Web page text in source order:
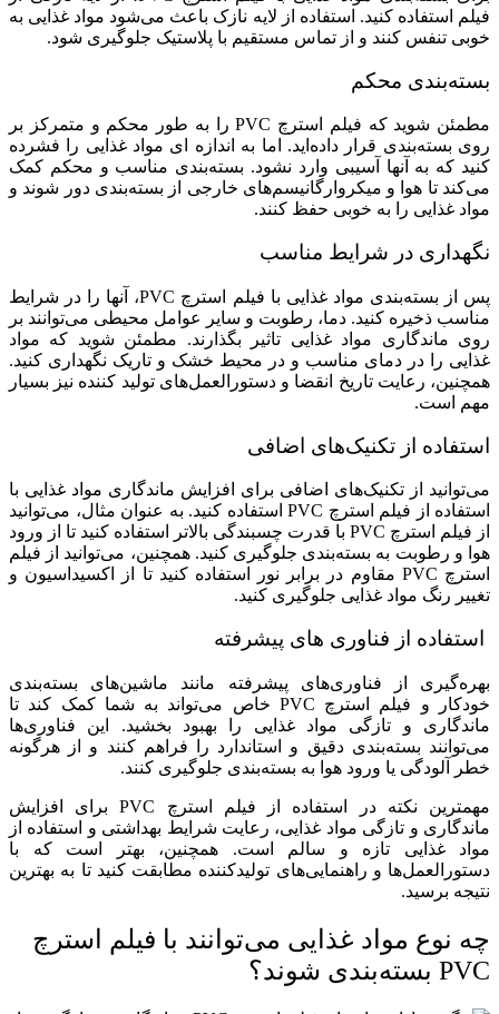
فیلم استفاده کنید. استفاده از لایه نازک باعث می‌شود مواد غذایی به
خوبی تنفس کنند و از تماس مستقیم با پلاستیک جلوگیری شود.
بسته‌بندی محکم
مطمئن شوید که فیلم استرچ PVC را به طور محکم و متمرکز بر
روی بسته‌بندی قرار داده‌اید. اما به اندازه ای مواد غذایی را فشرده
کنید که به آنها آسیبی وارد نشود. بسته‌بندی مناسب و محکم کمک
می‌کند تا هوا و میکروارگانیسم‌های خارجی از بسته‌بندی دور شوند و
مواد غذایی را به خوبی حفظ کنند.
نگهداری در شرایط مناسب
پس از بسته‌بندی مواد غذایی با فیلم استرچ PVC، آنها را در شرایط
مناسب ذخیره کنید. دما، رطوبت و سایر عوامل محیطی می‌توانند بر
روی ماندگاری مواد غذایی تاثیر بگذارند. مطمئن شوید که مواد
غذایی را در دمای مناسب و در محیط خشک و تاریک نگهداری کنید.
همچنین، رعایت تاریخ انقضا و دستورالعمل‌های تولید کننده نیز بسیار
مهم است.
استفاده از تکنیک‌های اضافی
می‌توانید از تکنیک‌های اضافی برای افزایش ماندگاری مواد غذایی با
استفاده از فیلم استرچ PVC استفاده کنید. به عنوان مثال، می‌توانید
از فیلم استرچ PVC با قدرت چسبندگی بالاتر استفاده کنید تا از ورود
هوا و رطوبت به بسته‌بندی جلوگیری کنید. همچنین، می‌توانید از فیلم
استرچ PVC مقاوم در برابر نور استفاده کنید تا از اکسیداسیون و
تغییر رنگ مواد غذایی جلوگیری کنید.
استفاده از فناوری های پیشرفته
بهره‌گیری از فناوری‌های پیشرفته مانند ماشین‌های بسته‌بندی
خودکار و فیلم استرچ PVC خاص می‌تواند به شما کمک کند تا
ماندگاری و تازگی مواد غذایی را بهبود بخشید. این فناوری‌ها
می‌توانند بسته‌بندی دقیق و استاندارد را فراهم کنند و از هرگونه
خطر آلودگی یا ورود هوا به بسته‌بندی جلوگیری کنند.
مهمترین نکته در استفاده از فیلم استرچ PVC برای افزایش
ماندگاری و تازگی مواد غذایی، رعایت شرایط بهداشتی و استفاده از
مواد غذایی تازه و سالم است. همچنین، بهتر است که با
دستورالعمل‌ها و راهنمایی‌های تولیدکننده مطابقت کنید تا به بهترین
نتیجه برسید.
چه نوع مواد غذایی می‌توانند با فیلم استرچ
PVC بسته‌بندی شوند؟